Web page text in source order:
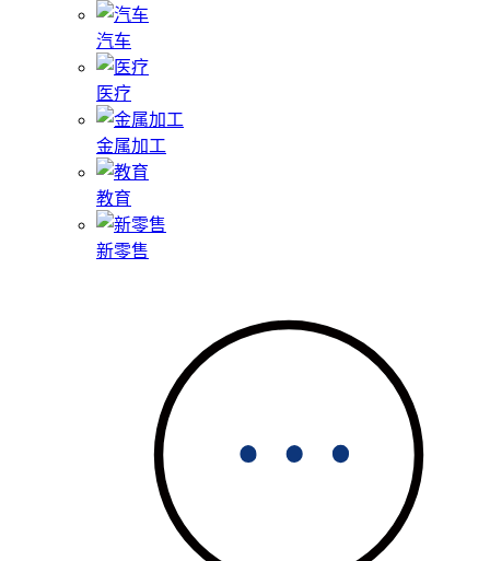
汽车
医疗
金属加工
教育
新零售